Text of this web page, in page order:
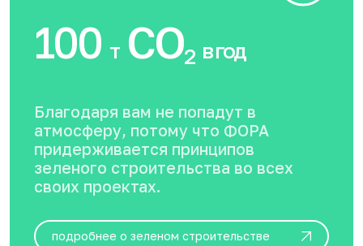
100 тCO2 в год
Благодаря вам не попадут в
атмосферу, потому что ФОРА
придерживается принципов
зеленого строительства во всех
своих проектах.
подробнее о зеленом строительстве